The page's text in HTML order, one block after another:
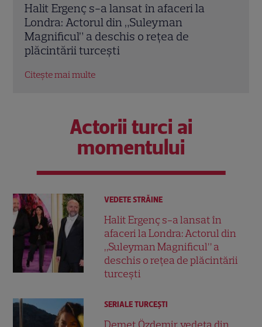
Vedete din România care au ales nume
speciale pentru copii: de la Nina, fetița
Laurei Cosoi, la Jessica lui Pepe și
Josephine a Ginei Pistol
Citește mai multe
Actorii turci ai
momentului
VEDETE STRĂINE
Halit Ergenç s-a lansat în
afaceri la Londra: Actorul din
„Suleyman Magnificul” a
deschis o rețea de plăcintării
turcești
SERIALE TURCEŞTI